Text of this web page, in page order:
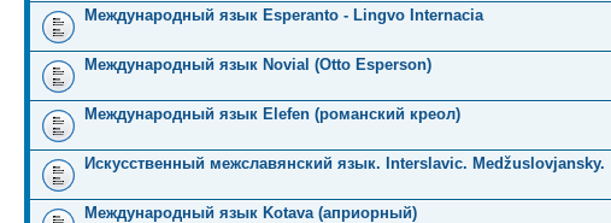
Международный язык Esperanto - Lingvo Internacia
Международный язык Novial (Otto Esperson)
Международный язык Elefen (романский креол)
Искусственный межславянский язык. Interslavic. Medžuslovjansky.
Международный язык Kotava (априорный)